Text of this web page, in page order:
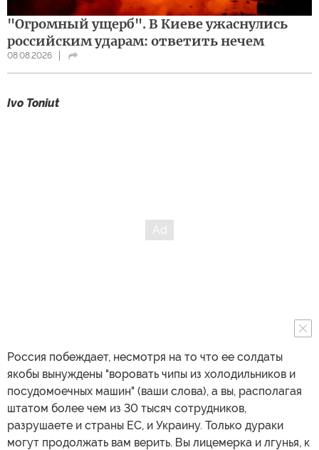
"Огромный ущерб". В Киеве ужаснулись
российским ударам: ответить нечем
08.08.2026
Ivo Toniut
Россия побеждает, несмотря на то что ее солдаты
якобы вынуждены "воровать чипы из холодильников и
посудомоечных машин" (ваши слова), а вы, располагая
штатом более чем из 30 тысяч сотрудников,
разрушаете и страны ЕС, и Украину. Только дураки
могут продолжать вам верить. Вы лицемерка и лгунья, к